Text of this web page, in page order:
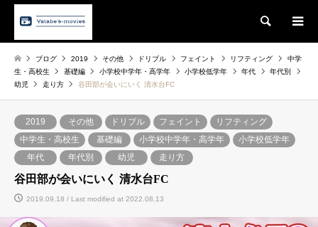
Search
ブログ 2019 その他 ドリブル フェイント リフティング
中学
生・高校生
基礎編 小学校中学年・高学年 小学校低学年 年代
年代別
幼児
走り方 谷田部が会いにいく 清水台FC
2019 その他 ドリブル フェイント
リフティング
中学生・高校生
基礎編 小学校中学年・高学年
小学校低学年
年代
年代別 幼児 走り方
谷田部が会いにいく 清水台FC
2019.09.18 / Last modified at 2022.08.13